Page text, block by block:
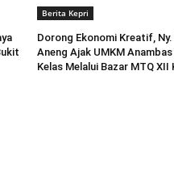
Berita Kepri
Dorong Ekonomi Kreatif,
Aneng ‎Ajak UMKM Anambas
Kelas Melalui Bazar MTQ XII